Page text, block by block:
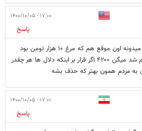
۱۷:۰۰ - ۱۴۰۰/۱۰/۰۵
پاسخ
کسی که عقل داشته باشه میدونه اون موقع هم که مرغ ۱۰ هزار تومن بود
۴۲۰۰ بود ۳۰ هزار تومن هم شد میگن ۴۲۰۰ اگر قرار بر اینکه دلال ها هر چقدر
به مردم همون بهتر که حذف بشه
۱۷:۰۱ - ۱۴۰۰/۱۰/۰۵
پاسخ